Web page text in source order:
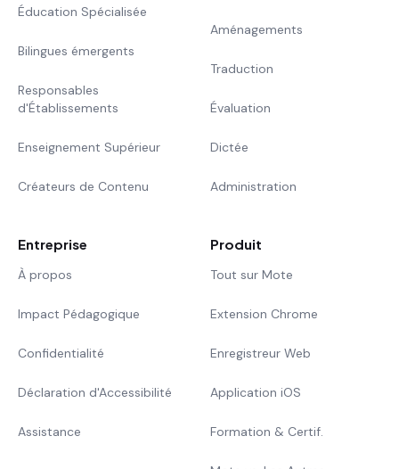
Éducation Spécialisée
Bilingues émergents
Responsables
d'Établissements
Enseignement Supérieur
Créateurs de Contenu
Aménagements
Traduction
Évaluation
Dictée
Administration
Entreprise
À propos
Impact Pédagogique
Confidentialité
Déclaration d'Accessibilité
Assistance
Produit
Tout sur Mote
Extension Chrome
Enregistreur Web
Application iOS
Formation & Certif.